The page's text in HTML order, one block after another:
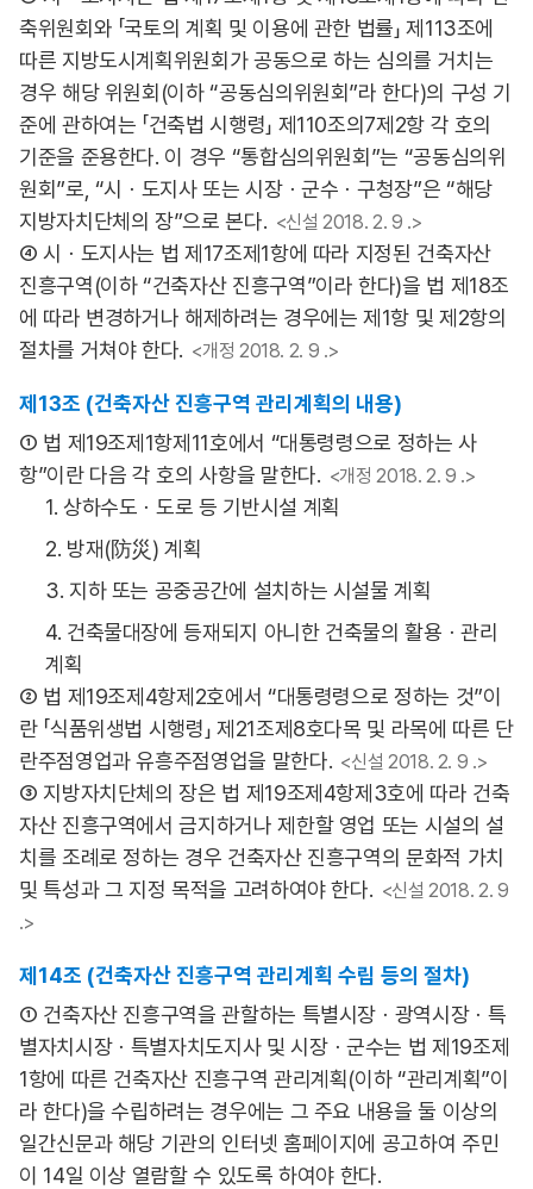
축위원회와 「국토의 계획 및 이용에 관한 법률」 제113조에
따른 지방도시계획위원회가 공동으로 하는 심의를 거치는
경우 해당 위원회(이하 “공동심의위원회”라 한다)의 구성 기
준에 관하여는 「건축법 시행령」 제110조의7제2항 각 호의
기준을 준용한다. 이 경우 “통합심의위원회”는 “공동심의위
원회”로, “시ㆍ도지사 또는 시장ㆍ군수ㆍ구청장”은 “해당
지방자치단체의 장”으로 본다. <신설 2018. 2. 9 .>
④ 시ㆍ도지사는 법 제17조제1항에 따라 지정된 건축자산
진흥구역(이하 “건축자산 진흥구역”이라 한다)을 법 제18조
에 따라 변경하거나 해제하려는 경우에는 제1항 및 제2항의
절차를 거쳐야 한다. <개정 2018. 2. 9 .>
제13조 (건축자산 진흥구역 관리계획의 내용)
① 법 제19조제1항제11호에서 “대통령령으로 정하는 사
항”이란 다음 각 호의 사항을 말한다. <개정 2018. 2. 9 .>
1. 상하수도ㆍ도로 등 기반시설 계획
2. 방재(防災) 계획
3. 지하 또는 공중공간에 설치하는 시설물 계획
4. 건축물대장에 등재되지 아니한 건축물의 활용ㆍ관리
계획
② 법 제19조제4항제2호에서 “대통령령으로 정하는 것”이
란 「식품위생법 시행령」 제21조제8호다목 및 라목에 따른 단
란주점영업과 유흥주점영업을 말한다. <신설 2018. 2. 9 .>
③ 지방자치단체의 장은 법 제19조제4항제3호에 따라 건축
자산 진흥구역에서 금지하거나 제한할 영업 또는 시설의 설
치를 조례로 정하는 경우 건축자산 진흥구역의 문화적 가치
및 특성과 그 지정 목적을 고려하여야 한다. <신설 2018. 2. 9
.>
제14조 (건축자산 진흥구역 관리계획 수립 등의 절차)
① 건축자산 진흥구역을 관할하는 특별시장ㆍ광역시장ㆍ특
별자치시장ㆍ특별자치도지사 및 시장ㆍ군수는 법 제19조제
1항에 따른 건축자산 진흥구역 관리계획(이하 “관리계획”이
라 한다)을 수립하려는 경우에는 그 주요 내용을 둘 이상의
일간신문과 해당 기관의 인터넷 홈페이지에 공고하여 주민
이 14일 이상 열람할 수 있도록 하여야 한다.